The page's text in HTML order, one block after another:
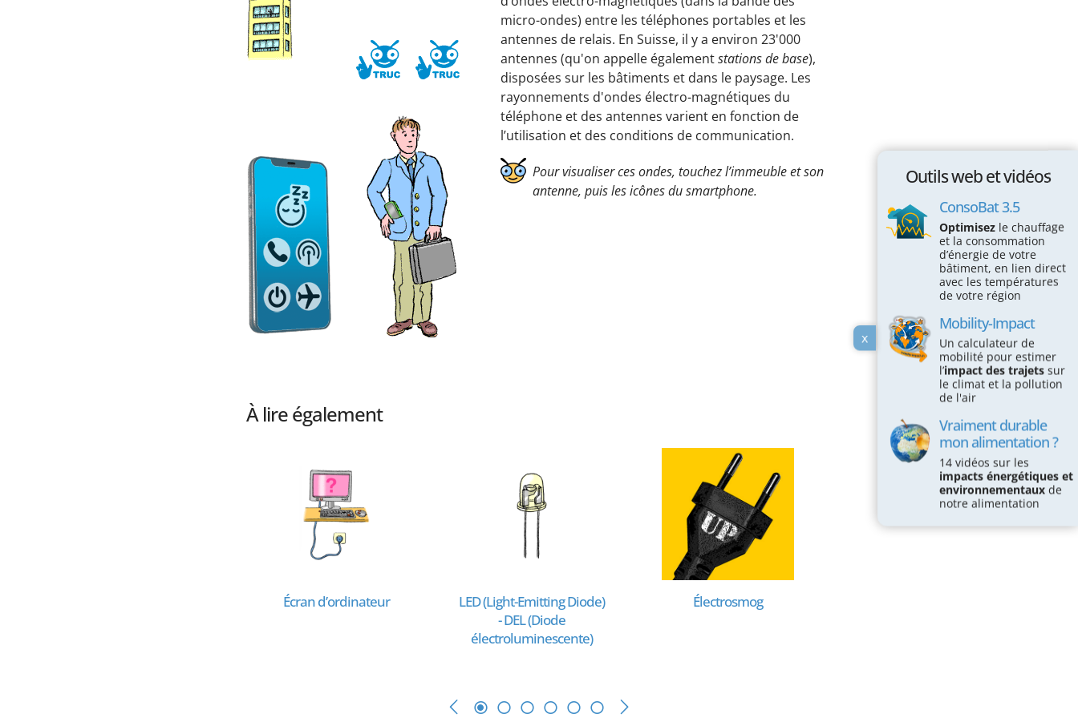
Passez à l'action !
Économiser l’électricité
Économiser le chauffage
Économiser l’eau
Protéger la Biodiversité
Espace éducatif
Coin des écoles
Vraiment durable mon alimentation?
micro-ondes) entre les téléphones portables et les
antennes de relais. En Suisse, il y a environ 23'000
antennes (qu'on appelle égalementstations de base),
disposées sur les bâtiments et dans le paysage. Les
rayonnements d'ondes électro-magnétiques du
téléphone et des antennes varient en fonction de
l’utilisation et des conditions de communication.
Pour visualiser ces ondes, touchez l’immeuble et son
antenne, puis les icônes du smartphone.
À lire également
Écran d’ordinateur
LED (Light-Emitting Diode)
- DEL (Diode
électroluminescente)
Électrosmog
x
Outils web et vidéos
ConsoBat 3.5
Optimisez le chauffage
et la consommation
d’énergie de votre
bâtiment, en lien direct
avec les températures
de votre région
Mobility-Impact
Un calculateur de
mobilité pour estimer
l’impact des trajets sur
le climat et la pollution
de l'air
Vraiment durable
mon alimentation ?
14 vidéos sur les
impacts énergétiques et
environnementaux de
notre alimentation